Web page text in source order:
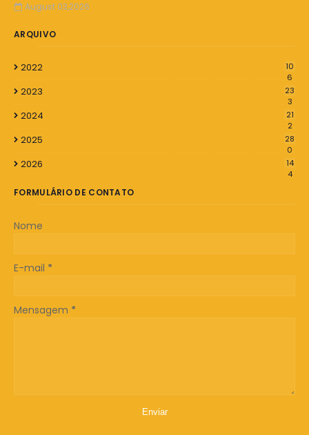
August 03,2026
ARQUIVO
2022
10
6
2023
23
3
2024
21
2
2025
28
0
2026
14
4
FORMULÁRIO DE CONTATO
Nome
E-mail *
Mensagem *